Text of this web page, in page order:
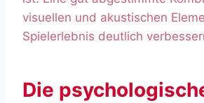
visuellen und akustischen
Spielerlebnis deutlich
Die